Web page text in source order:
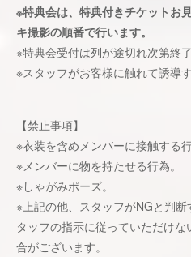
※特典会は、特典付きチケット
キ撮影の順番で行います。
※特典会受付は列が途切れ次第終
※スタッフがお客様に触れて誘導
【禁止事項】
※衣装を含めメンバーに接触する行
※メンバーに物を持たせる行為。
※しゃがみポーズ。
※上記の他、スタッフがNGと判
タッフの指示に従っていただけ
合がございます。